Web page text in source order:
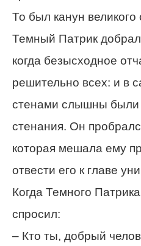
То был канун великого
Темный Патрик
когда безысходное
решительно всех: и в
стенами слышны были
стенания. Он
которая мешала ему
отвести его к главе
Когда Темного
спросил:
– Кто ты, добрый